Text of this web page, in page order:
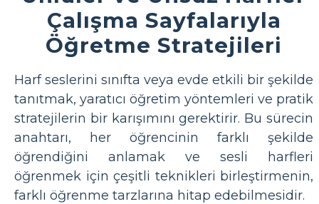
Çalışma Sayfalarıyla
Öğretme Stratejileri
Harf seslerini sınıfta veya evde etkili bir şekilde
tanıtmak, yaratıcı öğretim yöntemleri ve pratik
stratejilerin bir karışımını gerektirir. Bu sürecin
anahtarı, her öğrencinin farklı şekilde
öğrendiğini anlamak ve sesli harfleri
öğrenmek için çeşitli teknikleri birleştirmenin,
farklı öğrenme tarzlarına hitap edebilmesidir.